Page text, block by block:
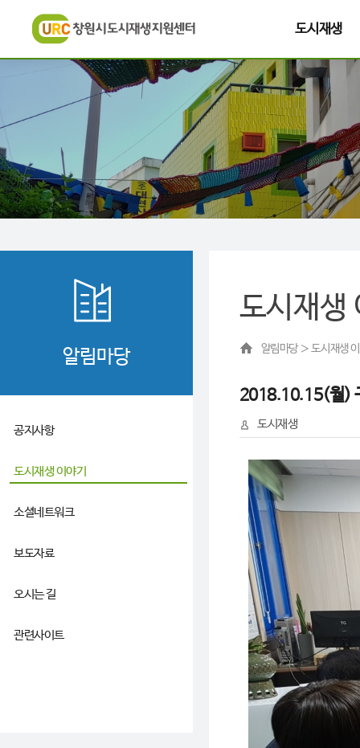
도시재생
알림마당
공지사항
도시재생 이야기
소셜네트워크
보도자료
오시는 길
관련사이트
도시재생
알림마당 ＞ 도시재생
2018.10.15(월)
도시재생